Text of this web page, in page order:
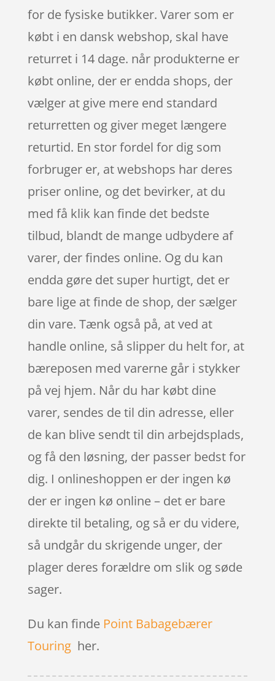
for de fysiske butikker. Varer som er
købt i en dansk webshop, skal have
returret i 14 dage. når produkterne er
købt online, der er endda shops, der
vælger at give mere end standard
returretten og giver meget længere
returtid. En stor fordel for dig som
forbruger er, at webshops har deres
priser online, og det bevirker, at du
med få klik kan finde det bedste
tilbud, blandt de mange udbydere af
varer, der findes online. Og du kan
endda gøre det super hurtigt, det er
bare lige at finde de shop, der sælger
din vare. Tænk også på, at ved at
handle online, så slipper du helt for, at
bæreposen med varerne går i stykker
på vej hjem. Når du har købt dine
varer, sendes de til din adresse, eller
de kan blive sendt til din arbejdsplads,
og få den løsning, der passer bedst for
dig. I onlineshoppen er der ingen kø
der er ingen kø online – det er bare
direkte til betaling, og så er du videre,
så undgår du skrigende unger, der
plager deres forældre om slik og søde
sager.
Du kan finde Point Babagebærer
Touringher.